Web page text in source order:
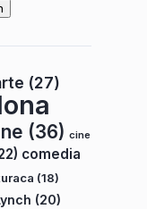
(27)
(36) cine
comedia
(18)
(20)